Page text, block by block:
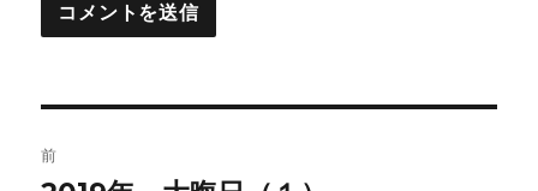
稿
前